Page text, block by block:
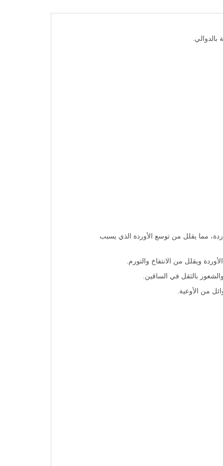
مما يقلل من توسع الأوردة الذي يسبب
ويقلل من الانتفاخ والتورم.
بالثقل في الساقين.
من الأوعية.